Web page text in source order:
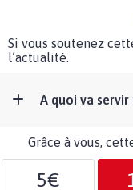
Si vous soutenez
l’actualité.
A quoi va
Grâce à vous,
5€